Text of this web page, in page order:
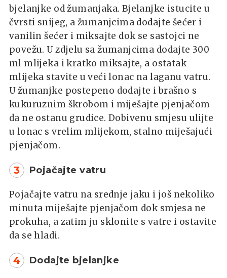
bjelanjke od žumanjaka. Bjelanjke istucite u
čvrsti snijeg, a žumanjcima dodajte šećer i
vanilin šećer i miksajte dok se sastojci ne
povežu. U zdjelu sa žumanjcima dodajte 300
ml mlijeka i kratko miksajte, a ostatak
mlijeka stavite u veći lonac na laganu vatru.
U žumanjke postepeno dodajte i brašno s
kukuruznim škrobom i miješajte pjenjačom
da ne ostanu grudice. Dobivenu smjesu ulijte
u lonac s vrelim mlijekom, stalno miješajući
pjenjačom.
3 Pojačajte vatru
Pojačajte vatru na srednje jaku i još nekoliko
minuta miješajte pjenjačom dok smjesa ne
prokuha, a zatim ju sklonite s vatre i ostavite
da se hladi.
4 Dodajte bjelanjke